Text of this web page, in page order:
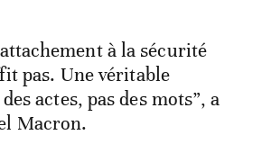
à la sécurité
pas. Une véritable
actes, pas des mots”, a
Macron.